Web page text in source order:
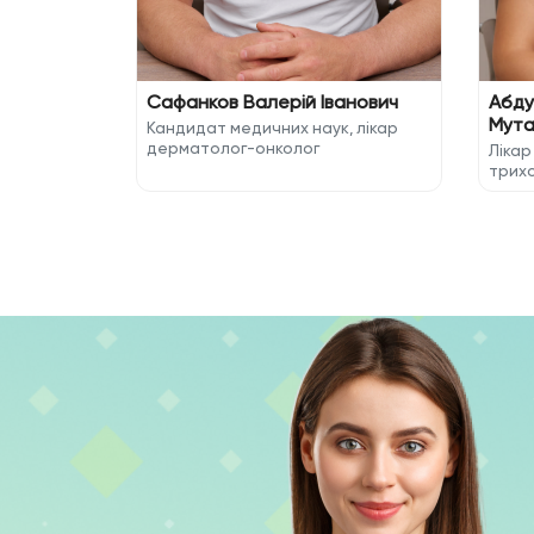
Сафанков Валерій Іванович
Кандидат медичних наук, лікар
дерматолог-онколог